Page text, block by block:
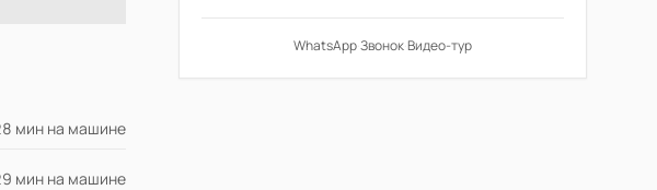
мин на машине
мин на машине
WhatsApp·Звонок·Видео-тур